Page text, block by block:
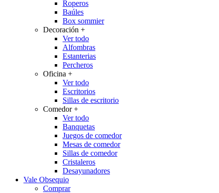
Roperos
Baúles
Box sommier
Decoración +
Ver todo
Alfombras
Estanterias
Percheros
Oficina +
Ver todo
Escritorios
Sillas de escritorio
Comedor+
Ver todo
Banquetas
Juegos de comedor
Mesas de comedor
Sillas de comedor
Cristaleros
Desayunadores
Vale Obsequio
Comprar